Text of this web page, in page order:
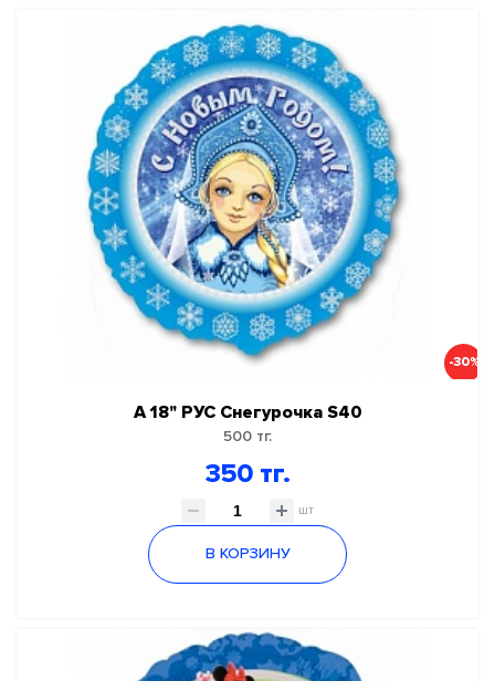
-30%
А 18" РУС Снегурочка S40
500 тг.
350 тг.
шт
В КОРЗИНУ